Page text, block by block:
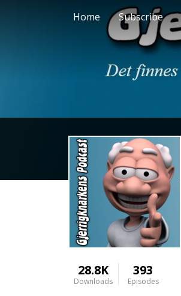
Home Subscribe
28.8K
Downloads
393
Episodes